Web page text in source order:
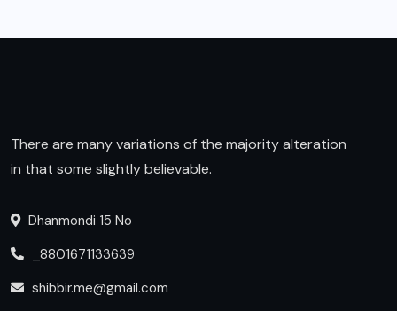
There are many variations of the majority alteration
in that some slightly believable.
Dhanmondi 15 No
_8801671133639
shibbir.me@gmail.com